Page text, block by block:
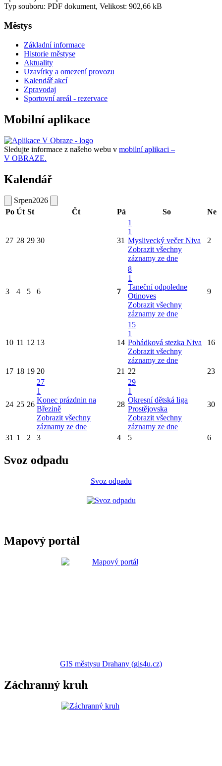
Typ souboru: PDF dokument, Velikost: 902,66 kB
Městys
Základní informace
Historie městyse
Aktuality
Uzavírky a omezení provozu
Kalendář akcí
Zpravodaj
Sportovní areál - rezervace
Mobilní aplikace
Sledujte informace z našeho webu v mobilní aplikaci –
V OBRAZE.
Kalendář
Srpen2026
Po Út St Čt Pá So Ne
27 28 29 30 31
1
1
Myslivecký večer Niva
Zobrazit všechny
záznamy ze dne
2
3 4 5 6 7
8
1
Taneční odpoledne
Otinoves
Zobrazit všechny
záznamy ze dne
9
10 11 12 13 14
15
1
Pohádková stezka Niva
Zobrazit všechny
záznamy ze dne
16
17 18 19 20 21 22 23
24 25 26
27
1
Konec prázdnin na
Březině
Zobrazit všechny
záznamy ze dne
28
29
1
Okresní dětská liga
Prostějovska
Zobrazit všechny
záznamy ze dne
30
31 1 2 3 4 5 6
Svoz odpadu
Svoz odpadu
Mapový portál
GIS městysu Drahany (gis4u.cz)
Záchranný kruh